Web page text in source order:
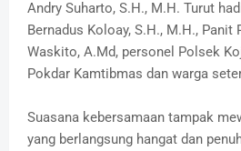
Andry Suharto, S.H., M.H. Turut
Bernadus Koloay, S.H., M.H., Panit
Waskito, A.Md, personel Polsek
Pokdar Kamtibmas dan warga
Suasana kebersamaan tampak
yang berlangsung hangat dan